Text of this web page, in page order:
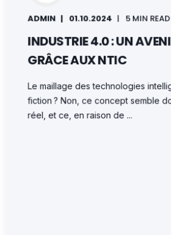
ADMIN 01.10.2024 5 MIN READ
INDUSTRIE 4.0 : UN
GRÂCE AUX NTIC
Le maillage des technologies
fiction ? Non, ce concept semble
réel, et ce, en raison de ...